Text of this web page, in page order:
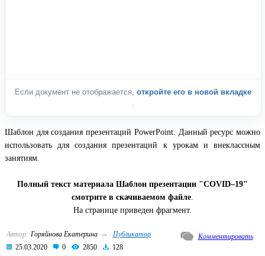
Если документ не отображается, откройте его в новой вкладке
Шаблон для создания презентаций PowerPoint. Данный ресурс можно
использовать для создания презентаций к урокам и внеклассным
занятиям.
Полный текст материала Шаблон презентации "COVID–19"
смотрите в скачиваемом файле
На странице приведен фрагмент.
Автор: Горяйнова Екатерина →
Публикатор
25.03.2020
0 2850 128
Комментировать